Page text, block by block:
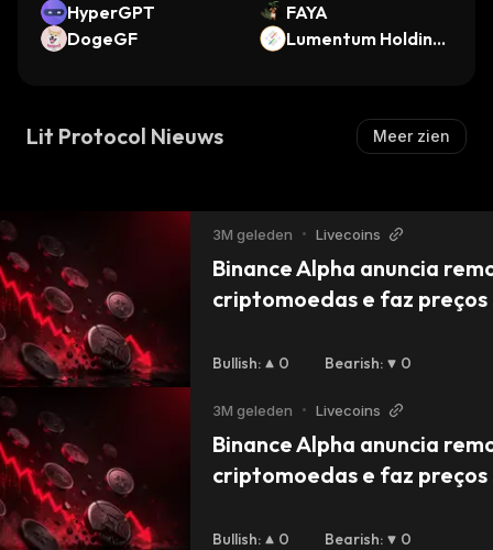
ght
HyperGPT
FAYA
DogeGF
Lumentum Holdings
Lit Protocol Nieuws Meer zien
3M geleden • Livecoins
Binance Alpha anuncia
criptomoedas e faz
Bullish: 0 Bearish: 0
3M geleden • Livecoins
Binance Alpha anuncia
criptomoedas e faz
Bullish: 0 Bearish: 0